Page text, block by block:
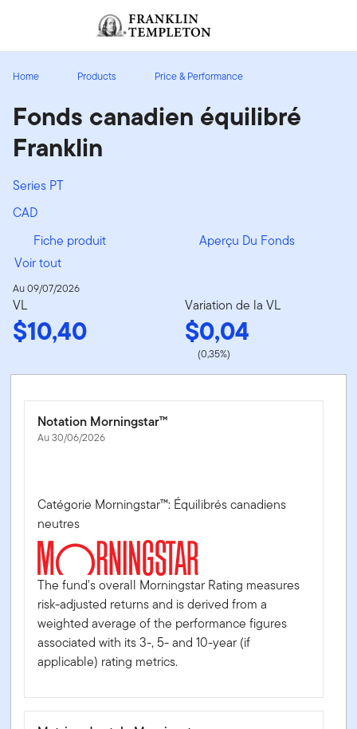
Header menu toggle
Ouverture de session
Home Products Price & Performance
Fonds canadien équilibré
Franklin
Series PT
CAD
Fiche produit
Aperçu Du Fonds
Voir tout
Au 09/07/2026
VL
$10,40
Variation de la VL
$0,04
(0,35%)
Notation Morningstar™
Au 30/06/2026
Catégorie Morningstar™: Équilibrés canadiens
neutres
The fund's overall Morningstar Rating measures
risk-adjusted returns and is derived from a
weighted average of the performance figures
associated with its 3-, 5- and 10-year (if
applicable) rating metrics.